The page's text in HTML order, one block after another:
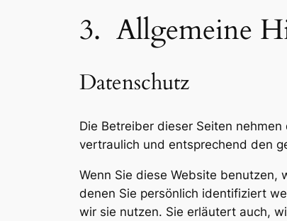
3. Allgemeine
Datenschutz
Die Betreiber dieser Seiten
vertraulich und entsprechend den
Wenn Sie diese Website benutzen,
denen Sie persönlich identifiziert
wir sie nutzen. Sie erläutert auch,